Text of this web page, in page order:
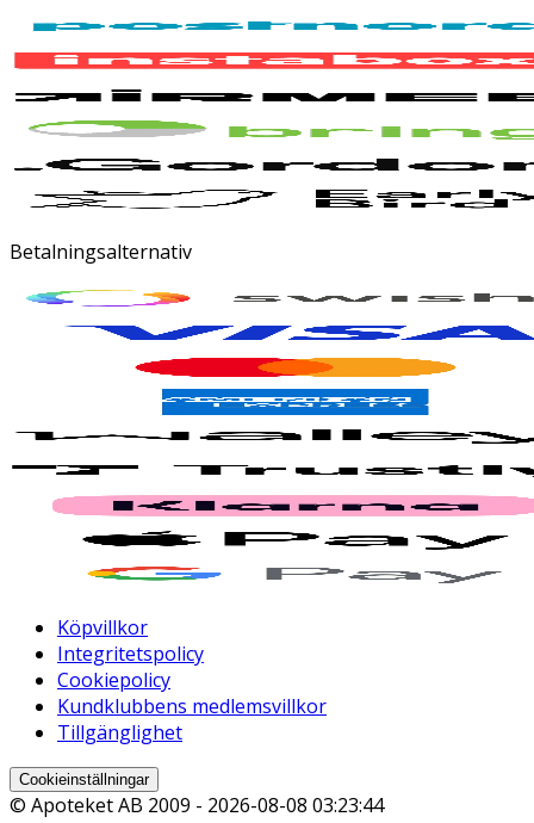
Betalningsalternativ
Köpvillkor
Integritetspolicy
Cookiepolicy
Kundklubbens medlemsvillkor
Tillgänglighet
Cookieinställningar
© Apoteket AB 2009 - 2026-08-08 03:23:44